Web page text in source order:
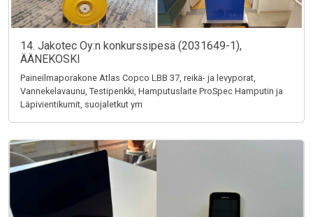
14. Jakotec Oy:n konkurssipesä (2031649-1),
ÄÄNEKOSKI
Paineilmaporakone Atlas Copco LBB 37, reikä- ja levyporat,
Vannekelavaunu, Testipenkki, Hamputuslaite ProSpec Hamputin ja
Läpivientikumit, suojaletkut ym